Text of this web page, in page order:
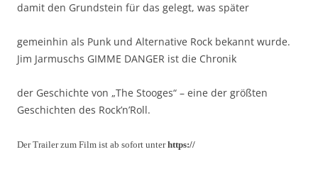
damit den Grundstein für das gelegt, was später
gemeinhin als Punk und Alternative Rock bekannt wurde.
Jim Jarmuschs GIMME DANGER ist die Chronik
der Geschichte von „The Stooges“ – eine der größten
Geschichten des Rock’n’Roll.
Der Trailer zum Film ist ab sofort unterhttps://